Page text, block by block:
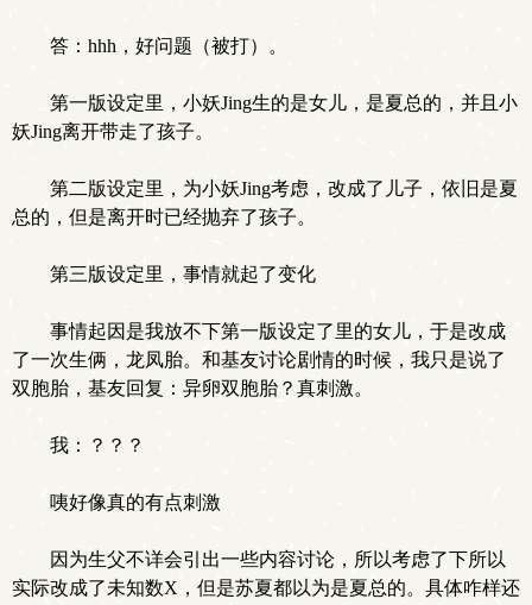
答：hhh，好问题（被打）。
第一版设定里，小妖Jing生的是女儿，是夏总的，并且小
妖Jing离开带走了孩子。
第二版设定里，为小妖Jing考虑，改成了儿子，依旧是夏
总的，但是离开时已经抛弃了孩子。
第三版设定里，事情就起了变化
事情起因是我放不下第一版设定了里的女儿，于是改成
了一次生俩，龙凤胎。和基友讨论剧情的时候，我只是说了
双胞胎，基友回复：异卵双胞胎？真刺激。
我：？？？
咦好像真的有点刺激
因为生父不详会引出一些内容讨论，所以考虑了下所以
实际改成了未知数X，但是苏夏都以为是夏总的。具体咋样还